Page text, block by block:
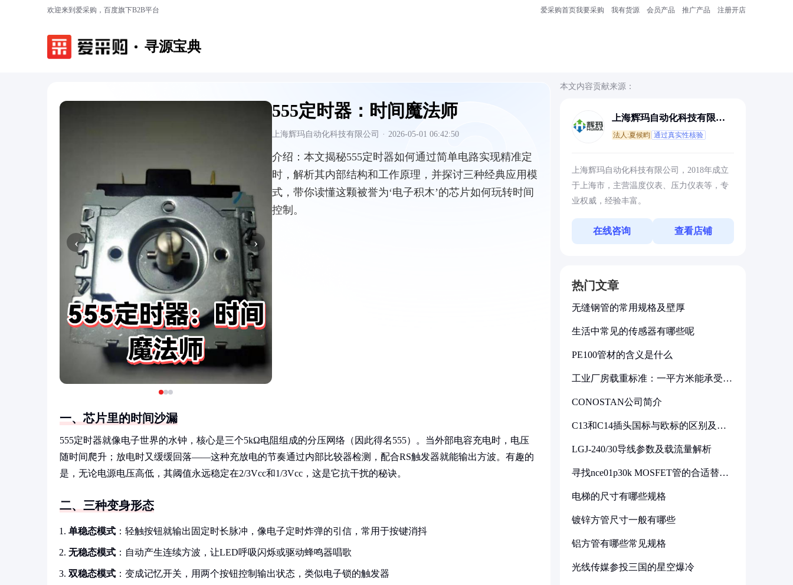
欢迎来到爱采购，百度旗下B2B平台 爱采购首页我要采购 我有货源 会员产品 推广产品 注册开店
寻源宝典
‹ ›
555定时器：时间魔法师
上海辉玛自动化科技有限公司 · 2026-05-01 06:42:50
介绍： 本文揭秘555定时器如何通过简单电路实现精准定
时，解析其内部结构和工作原理，并探讨三种经典应用模
式，带你读懂这颗被誉为‘电子积木’的芯片如何玩转时间
控制。
一、芯片里的时间沙漏
555定时器就像电子世界的水钟，核心是三个5kΩ电阻组成的分压网络（因此得名555）。当外部电容充电时，电压
随时间爬升；放电时又缓缓回落——这种充放电的节奏通过内部比较器检测，配合RS触发器就能输出方波。有趣的
是，无论电源电压高低，其阈值永远稳定在2/3Vcc和1/3Vcc，这是它抗干扰的秘诀。
二、三种变身形态
单稳态模式 ：轻触按钮就输出固定时长脉冲，像电子定时炸弹的引信，常用于按键消抖
无稳态模式 ：自动产生连续方波，让LED呼吸闪烁或驱动蜂鸣器唱歌
双稳态模式 ：变成记忆开关，用两个按钮控制输出状态，类似电子锁的触发器
本文内容贡献来源：
上海辉玛自动化科技有限公
法人:夏候畇 通过真实性核验
上海辉玛自动化科技有限公司，2018年成立
于上海市，主营温度仪表、压力仪表等，专
业权威，经验丰富。
在线咨询 查看店铺
热门文章
无缝钢管的常用规格及壁厚
生活中常见的传感器有哪些呢
PE100管材的含义是什么
工业厂房载重标准：一平方米能承受多
CONOSTAN公司简介
C13和C14插头国标与欧标的区别及其
LGJ-240/30导线参数及载流量解析
寻找nce01p30k MOSFET管的合适替代
电梯的尺寸有哪些规格
镀锌方管尺寸一般有哪些
铝方管有哪些常见规格
光线传媒参投三国的星空爆冷